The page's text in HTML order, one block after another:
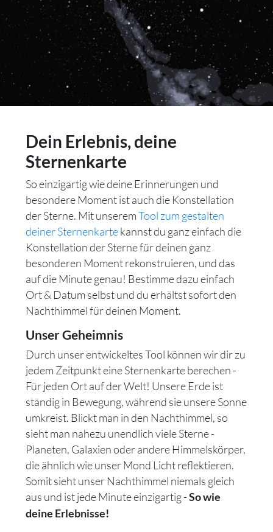
Dein Erlebnis, deine
Sternenkarte
So einzigartig wie deine Erinnerungen und
besondere Moment ist auch die Konstellation
der Sterne. Mit unseremTool zum gestalten
deiner Sternenkartekannst du ganz einfach die
Konstellation der Sterne für deinen ganz
besonderen Moment rekonstruieren, und das
auf die Minute genau! Bestimme dazu einfach
Ort & Datum selbst und du erhältst sofort den
Nachthimmel für deinen Moment.
Unser Geheimnis
Durch unser entwickeltes Tool können wir dir zu
jedem Zeitpunkt eine Sternenkarte berechen -
Für jeden Ort auf der Welt! Unsere Erde ist
ständig in Bewegung, während sie unsere Sonne
umkreist. Blickt man in den Nachthimmel, so
sieht man nahezu unendlich viele Sterne -
Planeten, Galaxien oder andere Himmelskörper,
die ähnlich wie unser Mond Licht reflektieren.
Somit sieht unser Nachthimmel niemals gleich
aus und ist jede Minute einzigartig -So wie
deine Erlebnisse!